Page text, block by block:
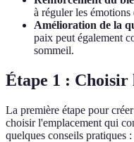
à réguler les
Amélioration de la
paix peut également
sommeil.
Étape 1 : Choisir
La première étape pour
choisir l'emplacement qui
quelques conseils pratiques :